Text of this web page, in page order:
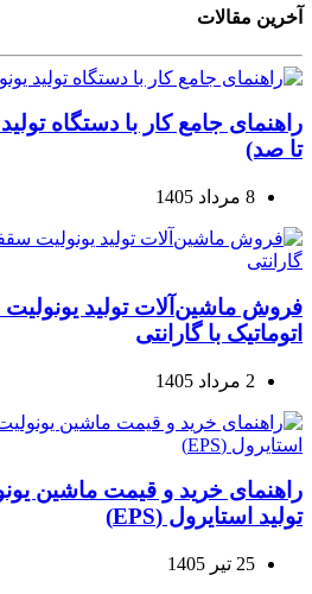
آخرین مقالات
راهنمای جامع کار با دستگاه
تا صد)
8 مرداد 1405
فروش ماشین‌آلات تولید
اتوماتیک با گارانتی
2 مرداد 1405
راهنمای خرید و قیمت ماشین
تولید استایرول (EPS)
25 تیر 1405